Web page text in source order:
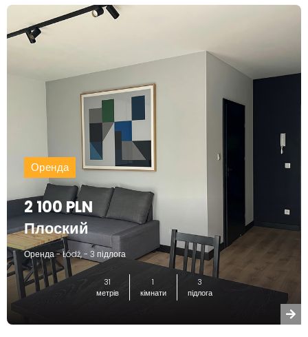
Оренда
2 100 PLN
Плоский
Оренда - Łódź, - 3 підлога
31
метрів
1
кімнати
3
підлога